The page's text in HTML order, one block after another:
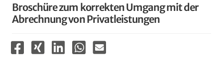
Broschüre zum korrekten Umgang mit der
Abrechnung von Privatleistungen